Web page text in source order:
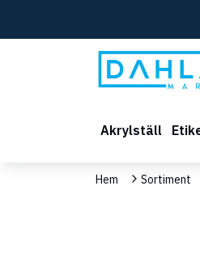
Akrylställ
Hem Sortiment